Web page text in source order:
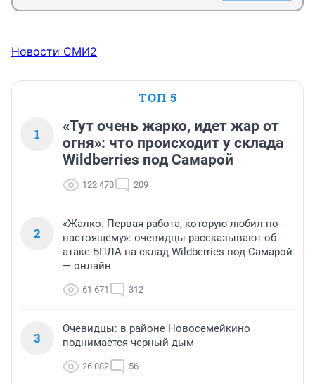
Новости СМИ2
ТОП 5
1
«Тут очень жарко, идет жар от
огня»: что происходит у склада
Wildberries под Самарой
122 470 209
2
«Жалко. Первая работа, которую любил по-
настоящему»: очевидцы рассказывают об
атаке БПЛА на склад Wildberries под Самарой
— онлайн
61 671 312
3
Очевидцы: в районе Новосемейкино
поднимается черный дым
26 082 56